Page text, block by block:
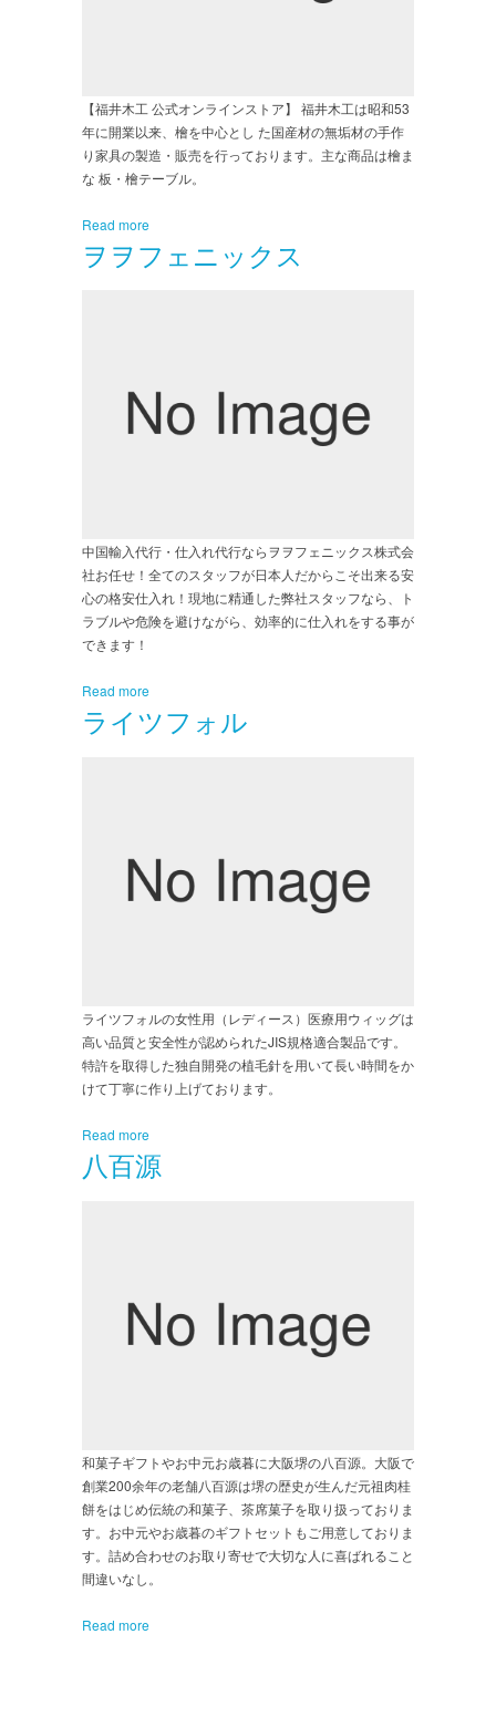
【福井木工 公式オンラインストア】 福井木工は昭和53
年に開業以来、檜を中心とし た国産材の無垢材の手作
り家具の製造・販売を行っております。主な商品は檜ま
な 板・檜テーブル。
Read more
ヲヲフェニックス
中国輸入代行・仕入れ代行ならヲヲフェニックス株式会
社お任せ！全てのスタッフが日本人だからこそ出来る安
心の格安仕入れ！現地に精通した弊社スタッフなら、ト
ラブルや危険を避けながら、効率的に仕入れをする事が
できます！
Read more
ライツフォル
ライツフォルの女性用（レディース）医療用ウィッグは
高い品質と安全性が認められたJIS規格適合製品です。
特許を取得した独自開発の植毛針を用いて長い時間をか
けて丁寧に作り上げております。
Read more
八百源
和菓子ギフトやお中元お歳暮に大阪堺の八百源。大阪で
創業200余年の老舗八百源は堺の歴史が生んだ元祖肉桂
餅をはじめ伝統の和菓子、茶席菓子を取り扱っておりま
す。お中元やお歳暮のギフトセットもご用意しておりま
す。詰め合わせのお取り寄せで大切な人に喜ばれること
間違いなし。
Read more